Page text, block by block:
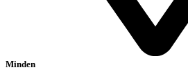
Minden